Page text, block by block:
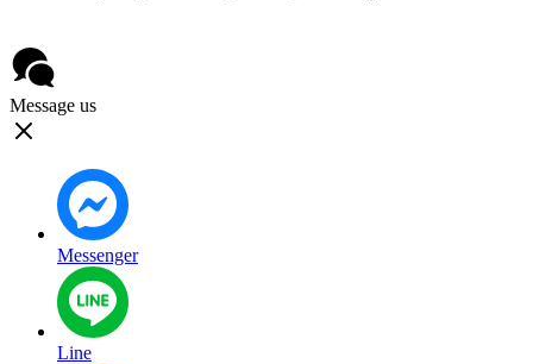
Message us
Messenger
Line